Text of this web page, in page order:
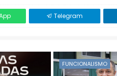
Telegram
FUNCIONALISMO